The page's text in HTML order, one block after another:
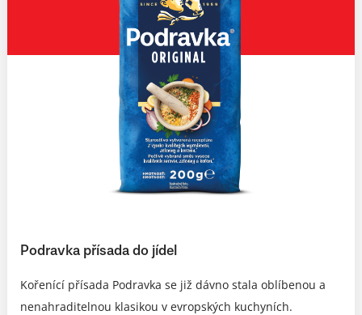
Podravka přísada do jídel
Kořenící přísada Podravka se již dávno stala oblíbenou a
nenahraditelnou klasikou v evropských kuchyních.